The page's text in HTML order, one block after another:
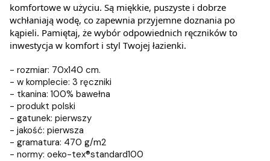
komfortowe w użyciu. Są miękkie, puszyste i dobrze
wchłaniają wodę, co zapewnia przyjemne doznania po
kąpieli. Pamiętaj, że wybór odpowiednich ręczników to
inwestycja w komfort i styl Twojej łazienki.
- rozmiar: 70x140 cm.
- w komplecie: 3 ręczniki
- tkanina: 100% bawełna
- produkt polski
- gatunek: pierwszy
- jakość: pierwsza
- gramatura: 470 g/m2
- normy: oeko-tex®standard100